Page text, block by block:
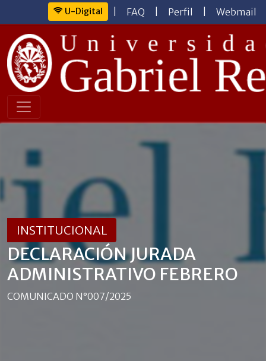
U-Digital FAQ Perfil Webmail
INSTITUCIONAL
DECLARACIÓN JURADA
ADMINISTRATIVO FEBRERO
COMUNICADO N°007/2025